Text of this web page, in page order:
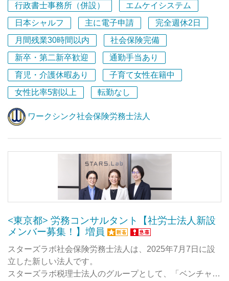
労務相談・手続・給与計算等をトータルでサポートしてい
ます。
代表は「社労士を育てるスクール」の元講師！
代表の渡邉は、社労士を育てるスクールで
講師を務めていた実績があります。
試験知識から実務への落とし込みまで、
ポイントを押さえたレクチャーが得意です。
実務経験者は大歓迎！
「知識はあるけれど実務経験が少ない」
安心して働ける環境を整えています。
業務はいきなり丸投げしません。
社労士の仕事を一生モノのスキルとして
「ちゃんと身につけたい」方を全力でサポートします。
少しでも気になりましたら、
ぜひお気軽にご応募ください。
お待ちしております！
行政書士事務所（併設）
エムケイシステム
日本シャルフ
主に電子申請
完全週休2日
月間残業30時間以内
社会保険完備
新卒・第二新卒歓迎
通勤手当あり
育児・介護休暇あり
子育て女性在籍中
女性比率5割以上
転勤なし
ワークシンク社会保険労務士法人
<東京都> 労務コンサルタント【社労士法人新設
メンバー募集！】増員
スターズラボ社会保険労務士法人は、2025年7月7日に設
立した新しい法人です。
スターズラボ税理士法人のグループとして、「ベンチャー